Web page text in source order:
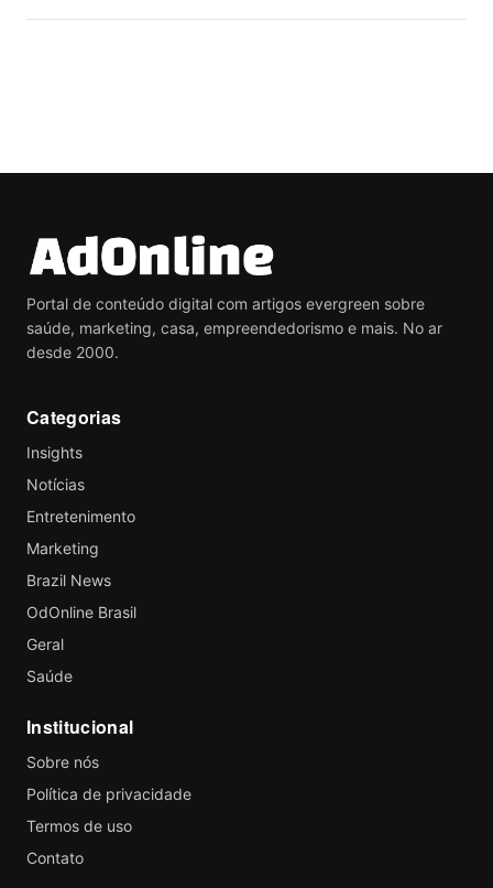
Portal de conteúdo digital com artigos evergreen sobre
saúde, marketing, casa, empreendedorismo e mais. No ar
desde 2000.
Categorias
Insights
Notícias
Entretenimento
Marketing
Brazil News
OdOnline Brasil
Geral
Saúde
Institucional
Sobre nós
Política de privacidade
Termos de uso
Contato